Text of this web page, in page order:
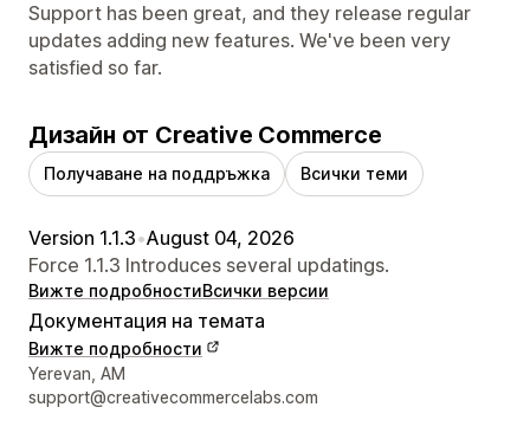
Support has been great, and they release regular
updates adding new features. We've been very
satisfied so far.
Дизайн от Creative Commerce
Получаване на поддръжка Всички теми
Version 1.1.3•August 04, 2026
Force 1.1.3 Introduces several updatings.
Вижте подробностиВсички версии
Документация на темата
Вижте подробности
Данни за връзка с дизайнера
Yerevan, AM
support@creativecommercelabs.com